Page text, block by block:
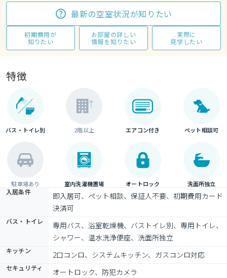
最新の空室状況が知りたい
初期費用が
知りたい
お部屋の詳しい
情報を知りたい
実際に
見学したい
特徴
バス・トイレ別 2階以上 エアコン付き ペット相談可
駐車場あり 室内洗濯機置場 オートロック 洗面所独立
入居条件
即入居可、ペット相談、保証人不要、初期費用カード
決済可
バス・トイレ
専用バス、浴室乾燥機、バストイレ別、専用トイレ、
シャワー、温水洗浄便座、洗面所独立
キッチン 2口コンロ、システムキッチン、ガスコンロ対応
セキュリティ オートロック、防犯カメラ